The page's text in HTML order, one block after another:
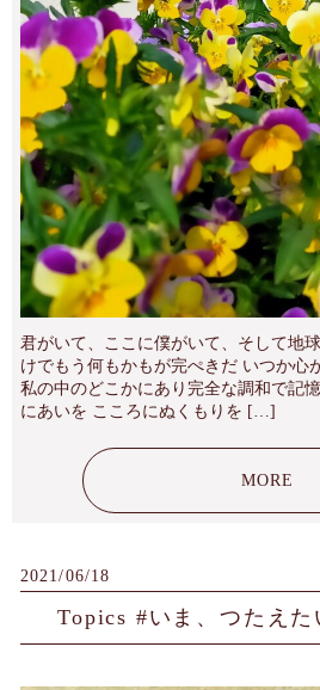
君がいて、ここに僕がいて、そして地
けでもう何もかもが完ぺきだ いつか心
私の中のどこかにあり完全な調和で記
にあいを こころにぬくもりを […]
MORE
2021/06/18
Topics #いま、つたえ